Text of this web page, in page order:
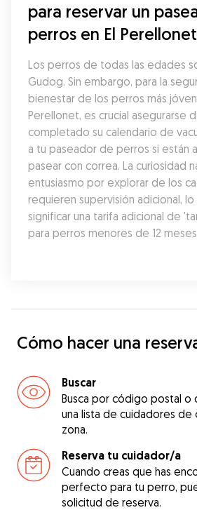
para reservar un
perros en El
Los perros de todas las edades
Gudog. Sin embargo, para la
bienestar de los perros más
Perellonet, es crucial asegurarse
completado su calendario de
a tu paseador de perros si están
pasear con correa. La curiosidad
entusiasmo por explorar de los
requieren supervisión adicional,
significar una tarifa adicional de
para perros menores de 12
Cómo hacer una
Buscar
Busca por código postal o
una lista de cuidadores de
zona.
Reserva tu cuidador/a
Cuando creas que has
perfecto para tu perro,
solicitud de reserva.